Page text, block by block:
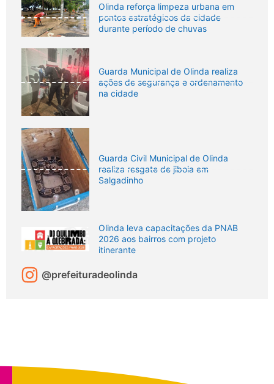
Olinda reforça limpeza urbana em
pontos estratégicos da cidade
durante período de chuvas
Guarda Municipal de Olinda realiza
ações de segurança e ordenamento
na cidade
Guarda Civil Municipal de Olinda
realiza resgate de jiboia em
Salgadinho
Olinda leva capacitações da PNAB
2026 aos bairros com projeto
itinerante
@prefeituradeolinda